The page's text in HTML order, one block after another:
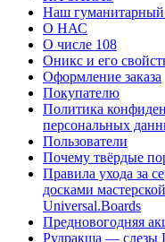
Наш гуманитарный
О НАС
О числе 108
Оникс и его
Оформление заказа
Покупателю
Политика
персональных
Пользователи
Почему твёрдые
Правила ухода за
досками
Universal.Boards
Предновогодняя
Рудракша —